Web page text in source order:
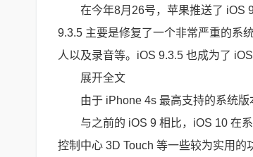
在今年8月26号，苹果推送了 iOS
9.3.5 主要是修复了一个非常严重的系
人以及录音等。iOS 9.3.5 也成为了
展开全文
由于 iPhone 4s 最高支持的系统
与之前的 iOS 9 相比，iOS 10 在
控制中心 3D Touch 等一些较为实用